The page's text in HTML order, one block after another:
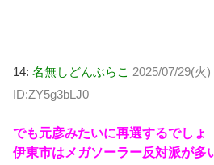
14: 名無しどんぶらこ 2025/07/29(火
ID:ZY5g3bLJ0
でも元彦みたいに再選するでしょ
伊東市はメガソーラー反対派が多